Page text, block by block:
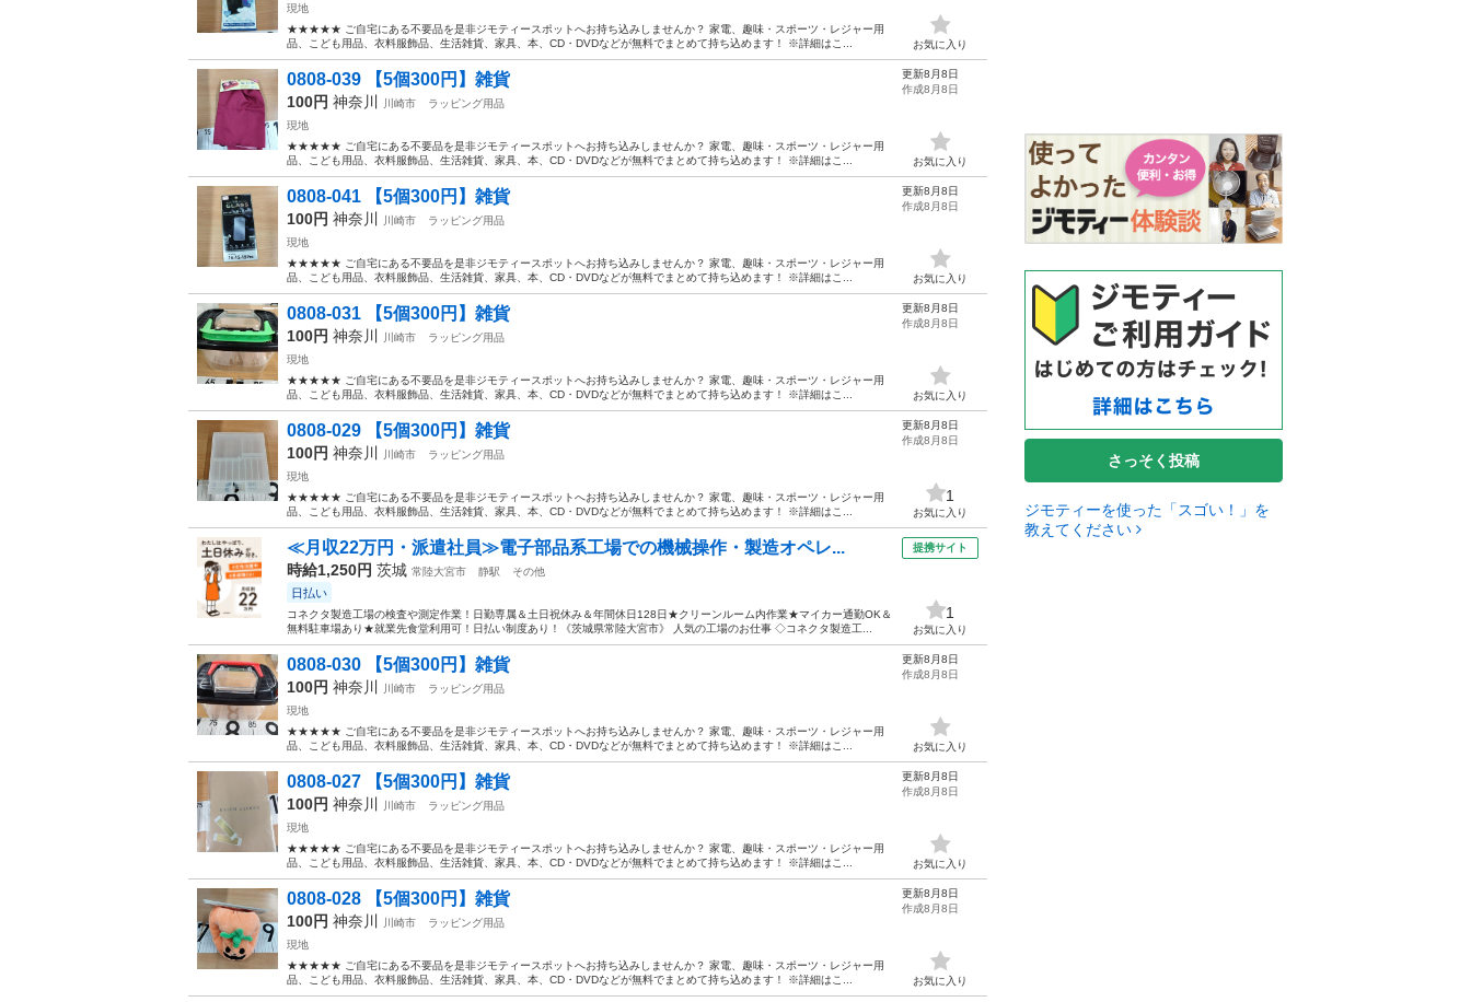
現地
★★★★★ ご自宅にある不要品を是非ジモティースポットへお持ち込みしませんか？ 家電、趣味・スポーツ・レジャー用
品、こども用品、衣料服飾品、生活雑貨、家具、本、CD・DVDなどが無料でまとめて持ち込めます！ ※詳細はこ...
お気に入り
0808-039 【5個300円】雑貨
100円 神奈川 川崎市
ラッピング用品
現地
★★★★★ ご自宅にある不要品を是非ジモティースポットへお持ち込みしませんか？ 家電、趣味・スポーツ・レジャー用
品、こども用品、衣料服飾品、生活雑貨、家具、本、CD・DVDなどが無料でまとめて持ち込めます！ ※詳細はこ...
更新8月8日
作成8月8日
お気に入り
0808-041 【5個300円】雑貨
100円 神奈川 川崎市
ラッピング用品
現地
★★★★★ ご自宅にある不要品を是非ジモティースポットへお持ち込みしませんか？ 家電、趣味・スポーツ・レジャー用
品、こども用品、衣料服飾品、生活雑貨、家具、本、CD・DVDなどが無料でまとめて持ち込めます！ ※詳細はこ...
更新8月8日
作成8月8日
お気に入り
0808-031 【5個300円】雑貨
100円 神奈川 川崎市
ラッピング用品
現地
★★★★★ ご自宅にある不要品を是非ジモティースポットへお持ち込みしませんか？ 家電、趣味・スポーツ・レジャー用
品、こども用品、衣料服飾品、生活雑貨、家具、本、CD・DVDなどが無料でまとめて持ち込めます！ ※詳細はこ...
更新8月8日
作成8月8日
お気に入り
0808-029 【5個300円】雑貨
100円 神奈川 川崎市
ラッピング用品
現地
★★★★★ ご自宅にある不要品を是非ジモティースポットへお持ち込みしませんか？ 家電、趣味・スポーツ・レジャー用
品、こども用品、衣料服飾品、生活雑貨、家具、本、CD・DVDなどが無料でまとめて持ち込めます！ ※詳細はこ...
更新8月8日
作成8月8日
1
お気に入り
≪月収22万円・派遣社員≫電子部品系工場での機械操作・製造オペレ...
時給1,250円 茨城 常陸大宮市 静駅 その他
日払い
コネクタ製造工場の検査や測定作業！日勤専属＆土日祝休み＆年間休日128日★クリーンルーム内作業★マイカー通勤OK＆
無料駐車場あり★就業先食堂利用可！日払い制度あり！《茨城県常陸大宮市》 人気の工場のお仕事 ◇コネクタ製造工...
提携サイト
1
お気に入り
0808-030 【5個300円】雑貨
100円 神奈川 川崎市
ラッピング用品
現地
★★★★★ ご自宅にある不要品を是非ジモティースポットへお持ち込みしませんか？ 家電、趣味・スポーツ・レジャー用
品、こども用品、衣料服飾品、生活雑貨、家具、本、CD・DVDなどが無料でまとめて持ち込めます！ ※詳細はこ...
更新8月8日
作成8月8日
お気に入り
0808-027 【5個300円】雑貨
100円 神奈川 川崎市
ラッピング用品
現地
★★★★★ ご自宅にある不要品を是非ジモティースポットへお持ち込みしませんか？ 家電、趣味・スポーツ・レジャー用
品、こども用品、衣料服飾品、生活雑貨、家具、本、CD・DVDなどが無料でまとめて持ち込めます！ ※詳細はこ...
更新8月8日
作成8月8日
お気に入り
0808-028 【5個300円】雑貨
100円 神奈川 川崎市
ラッピング用品
現地
★★★★★ ご自宅にある不要品を是非ジモティースポットへお持ち込みしませんか？ 家電、趣味・スポーツ・レジャー用
品、こども用品、衣料服飾品、生活雑貨、家具、本、CD・DVDなどが無料でまとめて持ち込めます！ ※詳細はこ...
更新8月8日
作成8月8日
お気に入り
さっそく投稿
ジモティーを使った「スゴい！」を
教えてください